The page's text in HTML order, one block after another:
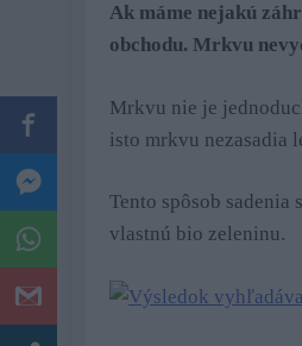
Ak máme nejakú
obchodu. Mrkvu
Mrkvu nie je
isto mrkvu nezasadia
Tento spôsob sadenia
vlastnú bio zeleninu.